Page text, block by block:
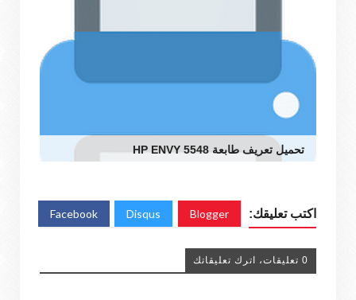
تحميل تعريف طابعة HP ENVY 5548
اكتب تعليقك: Blogger
Disqus
Facebook
0 تعليقات، اترك تعليقاتك